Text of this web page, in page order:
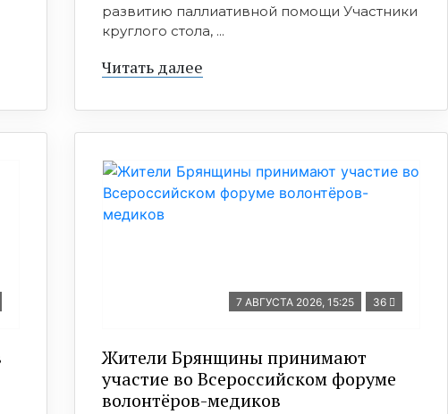
развитию паллиативной помощи Участники
круглого стола, ...
Читать далее
7 АВГУСТА 2026, 15:25 36
Жители Брянщины принимают
участие во Всероссийском форуме
волонтёров-медиков